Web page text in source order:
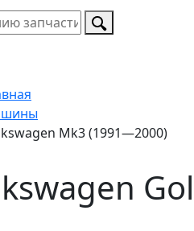
Mk3 (1991—2000)